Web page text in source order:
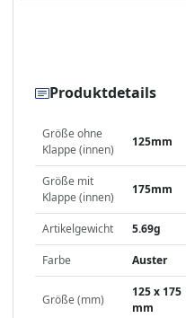
Produktdetails
Größe ohne
Klappe (innen)
125mm
Größe mit
Klappe (innen)
175mm
Artikelgewicht 5.69g
Farbe Auster
Größe (mm)
125 x 175
mm